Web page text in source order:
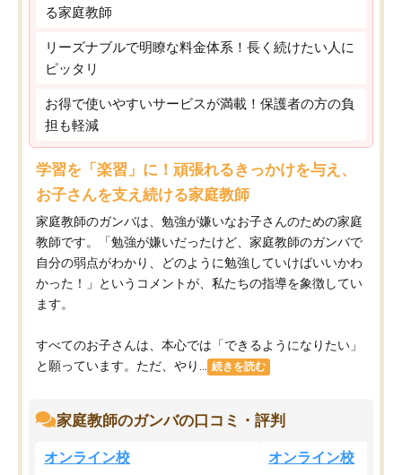
る家庭教師
リーズナブルで明瞭な料金体系！長く続けたい人に
ピッタリ
お得で使いやすいサービスが満載！保護者の方の負
担も軽減
学習を「楽習」に！頑張れるきっかけを与え、
お子さんを支え続ける家庭教師
家庭教師のガンバは、勉強が嫌いなお子さんのための家庭
教師です。「勉強が嫌いだったけど、家庭教師のガンバで
自分の弱点がわかり、どのように勉強していけばいいかわ
かった！」というコメントが、私たちの指導を象徴してい
ます。
すべてのお子さんは、本心では「できるようになりたい」
と願っています。ただ、やり...
続きを読む
家庭教師のガンバの口コミ・評判
オンライン校 オンライン校